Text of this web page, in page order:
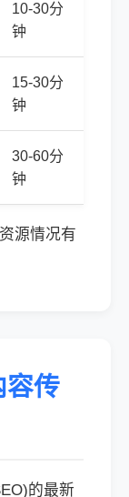
10-30分
钟
15-30分
钟
30-60分
钟
源情况有
容传
的最新